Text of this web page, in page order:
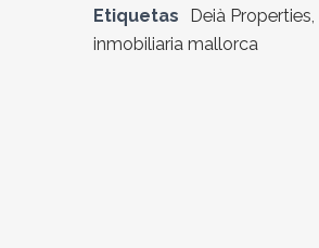
Etiquetas
Deià Properties,
inmobiliaria mallorca